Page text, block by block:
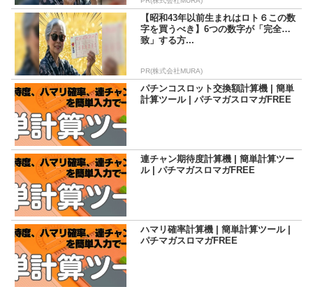
【昭和43年以前生まれはロト６この数
字を買うべき】6つの数字が「完全一
致」する方...
PR(株式会社MURA)
パチンコスロット交換額計算機 | 簡単
計算ツール | パチマガスロマガFREE
連チャン期待度計算機 | 簡単計算ツー
ル | パチマガスロマガFREE
ハマリ確率計算機 | 簡単計算ツール |
パチマガスロマガFREE